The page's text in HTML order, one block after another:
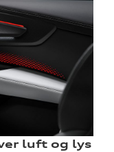
luft og lys